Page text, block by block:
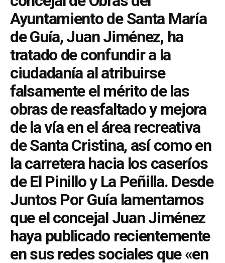
Ayuntamiento de Santa María
de Guía, Juan Jiménez, ha
tratado de confundir a la
ciudadanía al atribuirse
falsamente el mérito de las
obras de reasfaltado y mejora
de la vía en el área recreativa
de Santa Cristina, así como en
la carretera hacia los caseríos
de El Pinillo y La Peñilla. Desde
Juntos Por Guía lamentamos
que el concejal Juan Jiménez
haya publicado recientemente
en sus redes sociales que «en